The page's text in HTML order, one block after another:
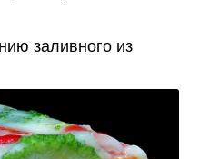
заливного из